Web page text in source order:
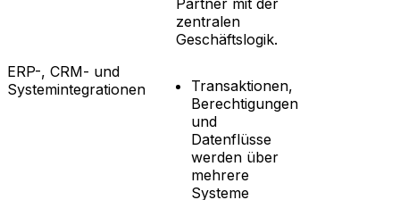
zentralen
Geschäftslogik.
ERP-, CRM- und
Systemintegrationen
Transaktionen,
Berechtigungen
und
Datenflüsse
werden über
mehrere
Systeme